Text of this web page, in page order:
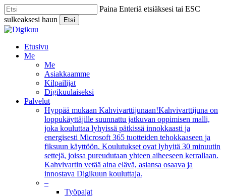
Skip
to
main
content
Paina Enteriä etsiäksesi tai ESC
sulkeaksesi haun
Etsi
Close
Menu
Etusivu
Me
Me
Asiakkaamme
Kilpailijat
Digikuulaiseksi
Palvelut
Hyppää mukaan Kahvivarttijunaan!Kahvivarttijuna on
loppukäyttäjille suunnattu jatkuvan oppimisen malli,
joka kouluttaa lyhyissä pätkissä innokkaasti ja
energisesti Microsoft 365 tuotteiden tehokkaaseen ja
fiksuun käyttöön. Koulutukset ovat lyhyitä 30 minuutin
settejä, joissa pureudutaan yhteen aiheeseen kerrallaan.
Kahvivartin vetää aina elävä, asiansa osaava ja
innostava Digikuun kouluttaja.
–
Työpajat